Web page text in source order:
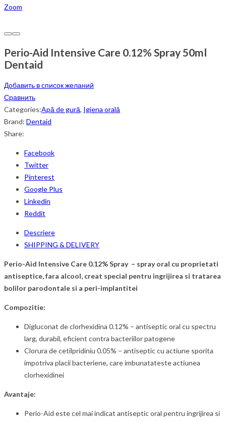
Zoom
Perio-Aid Intensive Care 0.12% Spray 50ml
Dentaid
Добавить в список желаний
Сравнить
Categories:Apă de gură, Igiena orală
Brand: Dentaid
Share:
Facebook
Twitter
Pinterest
Google Plus
Linkedin
Reddit
Descriere
SHIPPING & DELIVERY
Perio-Aid Intensive Care 0.12% Spray – spray oral cu proprietati
antiseptice, fara alcool, creat special pentru ingrijirea si tratarea
bolilor parodontale si a peri-implantitei
Compozitie:
Digluconat de clorhexidina 0.12% – antiseptic oral cu spectru
larg, durabil, eficient contra bacteriilor patogene
Clorura de cetilpridiniu 0.05% – antiseptic cu actiune sporita
impotriva placii bacteriene, care imbunatateste actiunea
clorhexidinei
Avantaje:
Perio-Aid este cel mai indicat antiseptic oral pentru ingrijirea si